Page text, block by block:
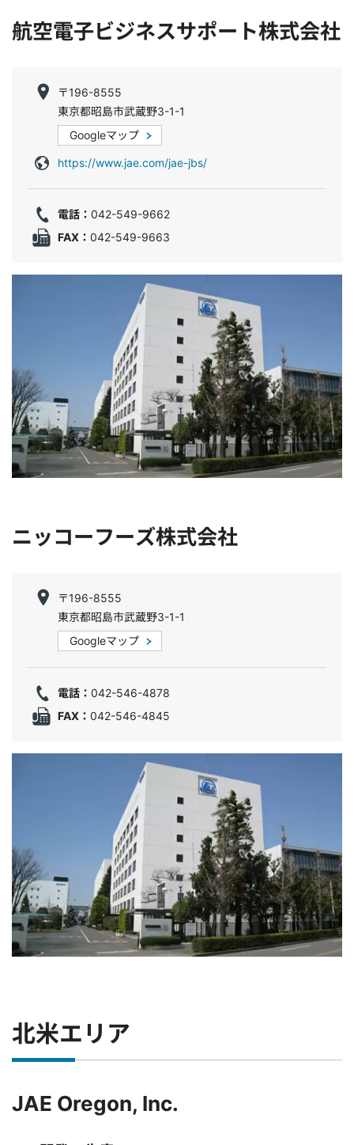
航空電子ビジネスサポート株式会社
〒196-8555
東京都昭島市武蔵野3-1-1
Googleマップ
https://www.jae.com/jae-jbs/
電話： 042-549-9662
FAX： 042-549-9663
ニッコーフーズ株式会社
〒196-8555
東京都昭島市武蔵野3-1-1
Googleマップ
電話： 042-546-4878
FAX： 042-546-4845
北米エリア
JAE Oregon, Inc.